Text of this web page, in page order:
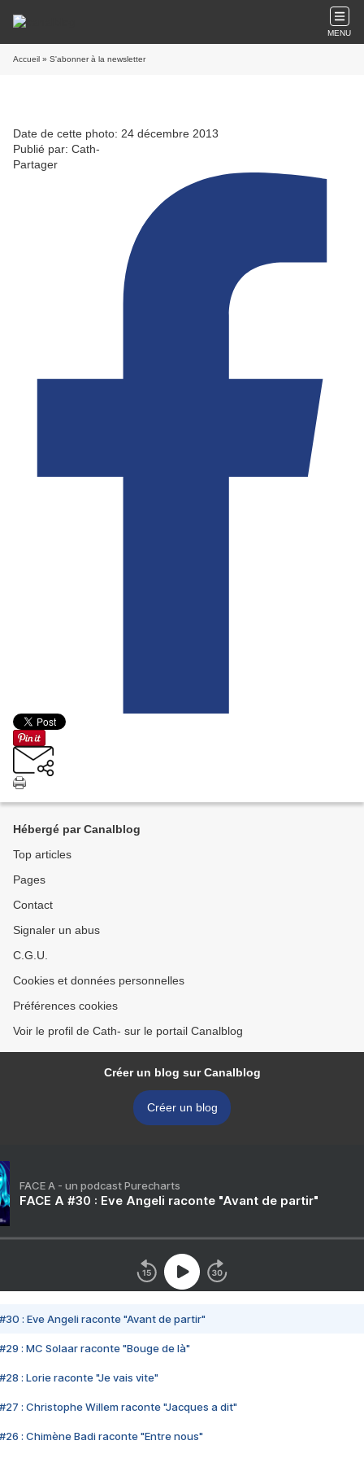
MENU
Accueil » S'abonner à la newsletter
Date de cette photo: 24 décembre 2013
Publié par: Cath-
Partager
Hébergé par Canalblog
Top articles
Pages
Contact
Signaler un abus
C.G.U.
Cookies et données personnelles
Préférences cookies
Voir le profil de Cath- sur le portail Canalblog
Créer un blog sur Canalblog
Créer un blog
FACE A - un podcast Purecharts
FACE A #30 : Eve Angeli raconte "Avant de partir"
#30 : Eve Angeli raconte "Avant de partir"
#29 : MC Solaar raconte "Bouge de là"
#28 : Lorie raconte "Je vais vite"
#27 : Christophe Willem raconte "Jacques a dit"
#26 : Chimène Badi raconte "Entre nous"